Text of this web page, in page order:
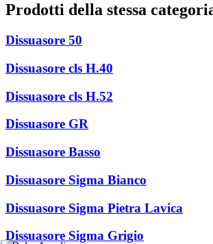
Prodotti della stessa
Dissuasore 50
Dissuasore cls H.40
Dissuasore cls H.52
Dissuasore GR
Dissuasore Basso
Dissuasore Sigma Bianco
Dissuasore Sigma Pietra Lavica
Dissuasore Sigma Grigio